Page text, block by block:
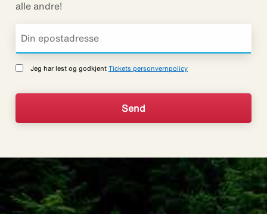
alle andre!
Jeg har lest og godkjent Tickets personvernpolicy